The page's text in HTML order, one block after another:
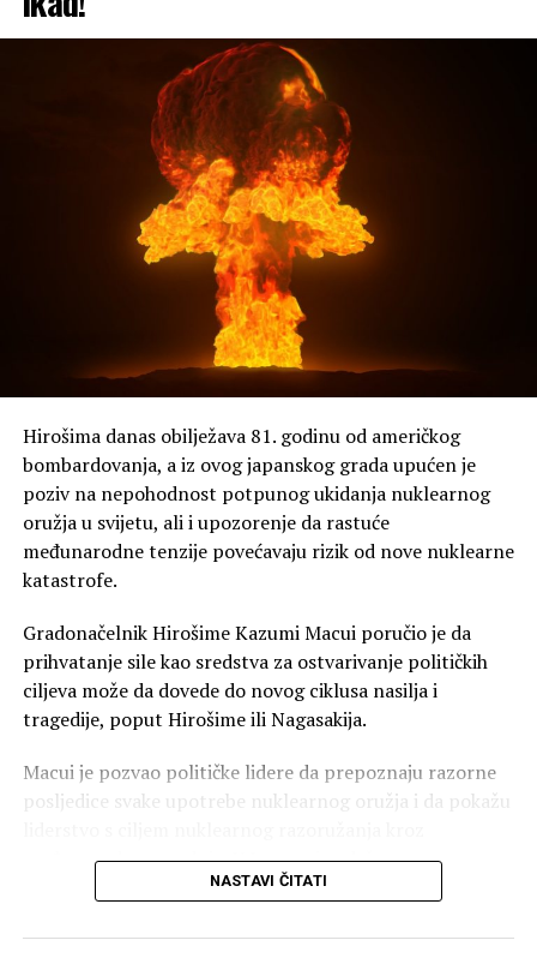
Hirošima danas obilježava 81. godinu od američkog
bombardovanja, a iz ovog japanskog grada upućen je
poziv na nepohodnost potpunog ukidanja nuklearnog
oružja u svijetu, ali i upozorenje da rastuće
međunarodne tenzije povećavaju rizik od nove nuklearne
katastrofe.
Gradonačelnik Hirošime Kazumi Macui poručio je da
prihvatanje sile kao sredstva za ostvarivanje političkih
ciljeva može da dovede do novog ciklusa nasilja i
tragedije, poput Hirošime ili Nagasakija.
Macui je pozvao političke lidere da prepoznaju razorne
posljedice svake upotrebe nuklearnog oružja i da pokažu
međunarodnu saradnju. U Japanu je održana
komemoracija i minut ćutanja u 8.15 časova, tačno u
bombarder “Enola Gej” bacio atomsku bombu na
NASTAVI ČITATI